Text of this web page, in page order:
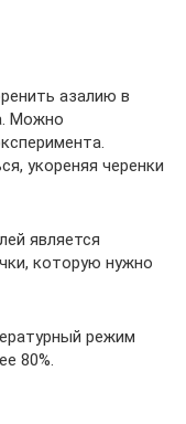
азалию в
Можно
укореняя черенки
является
которую нужно
режим
80%.